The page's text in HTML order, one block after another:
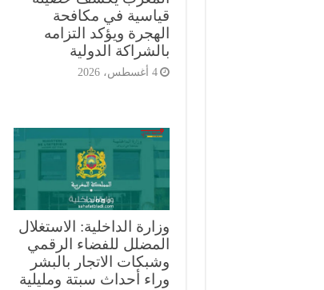
قياسية في مكافحة
الهجرة ويؤكد التزامه
بالشراكة الدولية
4 أغسطس، 2026
وزارة الداخلية: الاستغلال
المضلل للفضاء الرقمي
وشبكات الاتجار بالبشر
وراء أحداث سبتة ومليلية